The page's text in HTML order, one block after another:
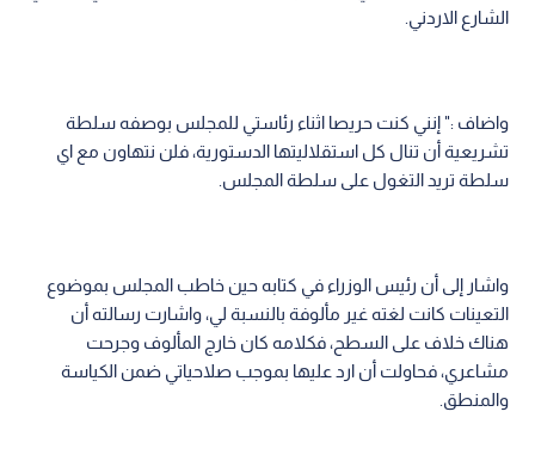
الشارع الاردني.
واضاف :" إنني كنت حريصا اثناء رئاستي للمجلس بوصفه سلطة
تشريعية أن تنال كل استقلاليتها الدستورية، فلن نتهاون مع اي
سلطة تريد التغول على سلطة المجلس.
واشار إلى أن رئيس الوزراء في كتابه حين خاطب المجلس بموضوع
التعينات كانت لغته غير مألوفة بالنسبة لي، واشارت رسالته أن
هناك خلاف على السطح، فكلامه كان خارج المألوف وجرحت
مشاعري، فحاولت أن ارد عليها بموجب صلاحياتي ضمن الكياسة
والمنطق.